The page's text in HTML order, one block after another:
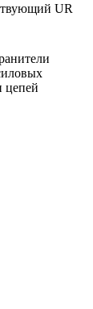
UR
цепей